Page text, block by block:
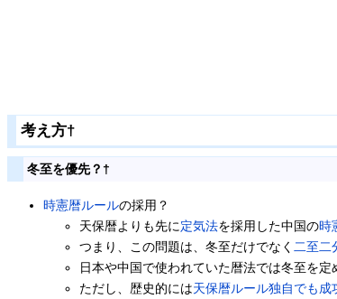
考え方†
冬至を優先？ †
時憲暦ルールの採用？
天保暦よりも先に定気法を採用した中国の時
つまり、この問題は、冬至だけでなく 二至二
日本や中国で使われていた暦法では冬至を
ただし、歴史的には天保暦ルール独自でも成